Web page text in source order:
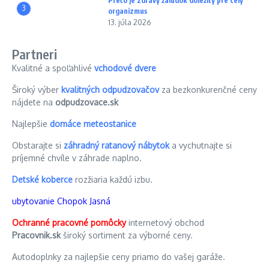
3
organizmus
13. júla 2026
Partneri
Kvalitné a spoľahlivé vchodové dvere
Široký výber kvalitných odpudzovačovza bezkonkurenčné ceny
nájdete na odpudzovace.sk
Najlepšie domáce meteostanice
Obstarajte si záhradný ratanový nábytoka vychutnajte si
príjemné chvíle v záhrade naplno.
Detské koberce rozžiaria každú izbu.
ubytovanie Chopok Jasná
Ochranné pracovné pomôckyinternetový obchod
Pracovnik.skširoký sortiment za výborné ceny.
Autodoplnky za najlepšie ceny priamo do vašej garáže.